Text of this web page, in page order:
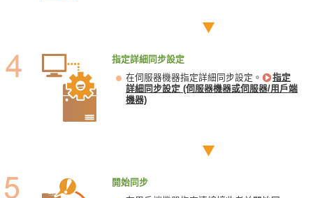
指定詳細同步設定
在伺服器機器指定詳細同步設定。
指定
詳細同步設定 (伺服器機器或伺服器/用戶端
機器)
開始同步